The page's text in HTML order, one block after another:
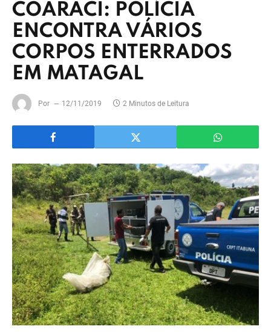
COARACI: POLÍCIA
ENCONTRA VÁRIOS
CORPOS ENTERRADOS
EM MATAGAL
Por 12/11/2019 2 Minutos de Leitura